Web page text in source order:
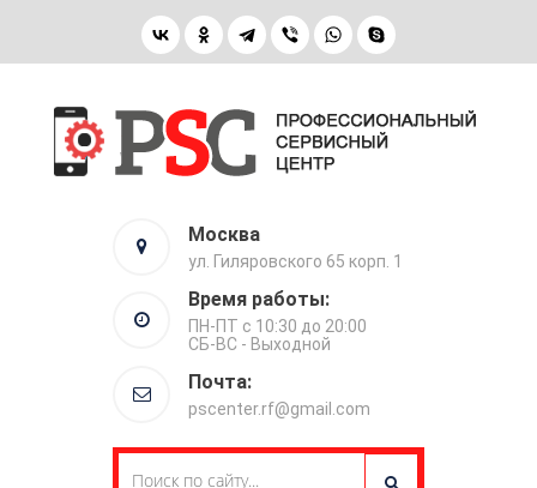
Москва
ул. Гиляровского 65 корп. 1
Время работы:
ПН-ПТ с 10:30 до 20:00
СБ-ВС - Выходной
Почта:
pscenter.rf@gmail.com